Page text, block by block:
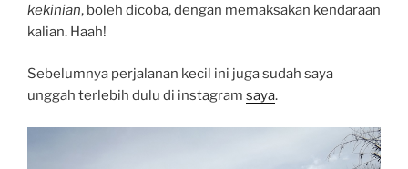
kekinian, boleh dicoba, dengan memaksakan kendaraan
kalian. Haah!
Sebelumnya perjalanan kecil ini juga sudah saya
unggah terlebih dulu di instagram saya.